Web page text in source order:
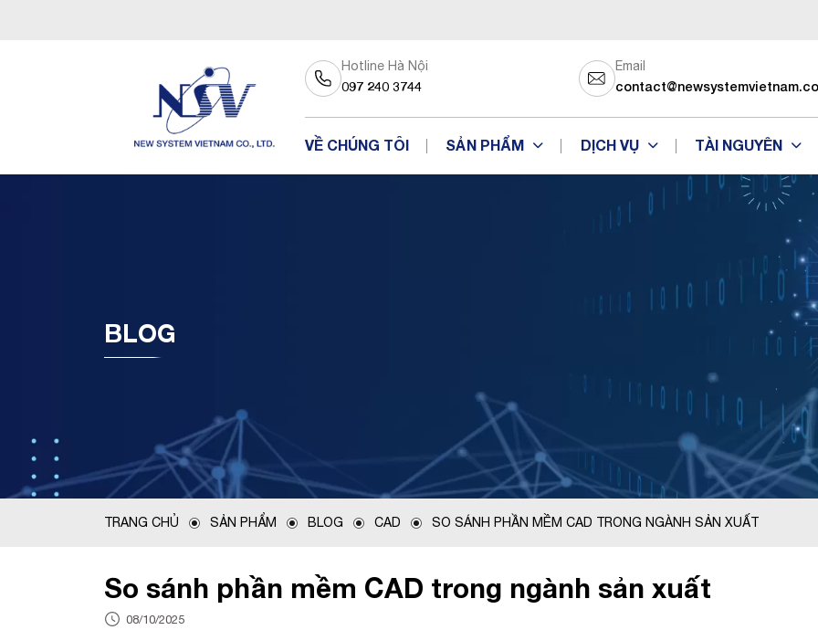
Hotline Hà Nội
097 240 3744
Email
VỀ CHÚNG TÔI SẢN PHẨM DỊCH VỤ TÀI NGUYÊN
BLOG
TRANG CHỦ SẢN PHẨM BLOG CAD SO SÁNH PHẦN MỀM CAD TRONG NGÀNH SẢN XUẤT
So sánh phần mềm CAD trong ngành sản xuất
08/10/2025